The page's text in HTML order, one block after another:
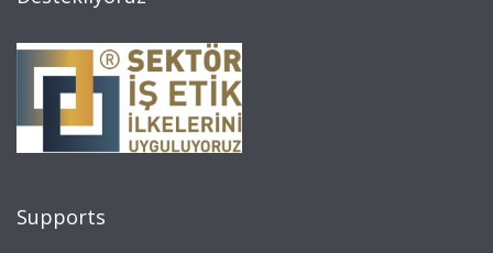
Supports